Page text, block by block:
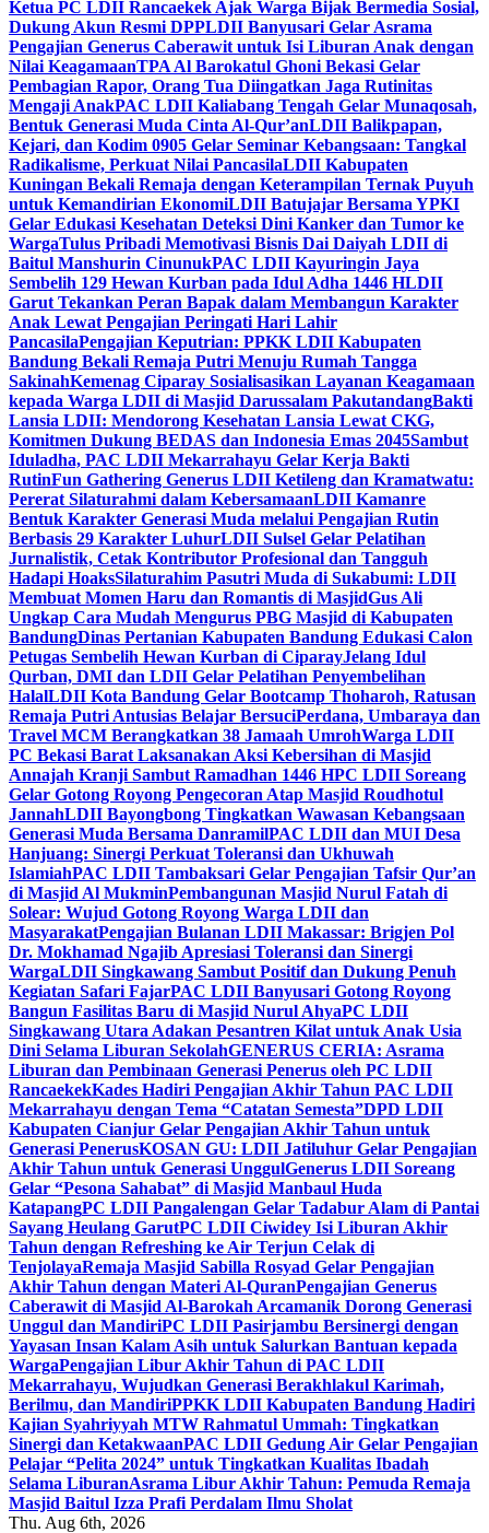
Ketua PC LDII Rancaekek Ajak Warga Bijak Bermedia Sosial,
Dukung Akun Resmi DPPLDII Banyusari Gelar Asrama
Pengajian Generus Caberawit untuk Isi Liburan Anak dengan
Nilai KeagamaanTPA Al Barokatul Ghoni Bekasi Gelar
Pembagian Rapor, Orang Tua Diingatkan Jaga Rutinitas
Mengaji AnakPAC LDII Kaliabang Tengah Gelar Munaqosah,
Bentuk Generasi Muda Cinta Al-Qur’anLDII Balikpapan,
Kejari, dan Kodim 0905 Gelar Seminar Kebangsaan: Tangkal
Radikalisme, Perkuat Nilai PancasilaLDII Kabupaten
Kuningan Bekali Remaja dengan Keterampilan Ternak Puyuh
untuk Kemandirian EkonomiLDII Batujajar Bersama YPKI
Gelar Edukasi Kesehatan Deteksi Dini Kanker dan Tumor ke
WargaTulus Pribadi Memotivasi Bisnis Dai Daiyah LDII di
Baitul Manshurin CinunukPAC LDII Kayuringin Jaya
Sembelih 129 Hewan Kurban pada Idul Adha 1446 HLDII
Garut Tekankan Peran Bapak dalam Membangun Karakter
Anak Lewat Pengajian Peringati Hari Lahir
PancasilaPengajian Keputrian: PPKK LDII Kabupaten
Bandung Bekali Remaja Putri Menuju Rumah Tangga
SakinahKemenag Ciparay Sosialisasikan Layanan Keagamaan
kepada Warga LDII di Masjid Darussalam PakutandangBakti
Lansia LDII: Mendorong Kesehatan Lansia Lewat CKG,
Komitmen Dukung BEDAS dan Indonesia Emas 2045Sambut
Iduladha, PAC LDII Mekarrahayu Gelar Kerja Bakti
RutinFun Gathering Generus LDII Ketileng dan Kramatwatu:
Pererat Silaturahmi dalam KebersamaanLDII Kamanre
Bentuk Karakter Generasi Muda melalui Pengajian Rutin
Berbasis 29 Karakter LuhurLDII Sulsel Gelar Pelatihan
Jurnalistik, Cetak Kontributor Profesional dan Tangguh
Hadapi HoaksSilaturahim Pasutri Muda di Sukabumi: LDII
Membuat Momen Haru dan Romantis di MasjidGus Ali
Ungkap Cara Mudah Mengurus PBG Masjid di Kabupaten
BandungDinas Pertanian Kabupaten Bandung Edukasi Calon
Petugas Sembelih Hewan Kurban di CiparayJelang Idul
Qurban, DMI dan LDII Gelar Pelatihan Penyembelihan
HalalLDII Kota Bandung Gelar Bootcamp Thoharoh, Ratusan
Remaja Putri Antusias Belajar BersuciPerdana, Umbaraya dan
Travel MCM Berangkatkan 38 Jamaah UmrohWarga LDII
PC Bekasi Barat Laksanakan Aksi Kebersihan di Masjid
Annajah Kranji Sambut Ramadhan 1446 HPC LDII Soreang
Gelar Gotong Royong Pengecoran Atap Masjid Roudhotul
JannahLDII Bayongbong Tingkatkan Wawasan Kebangsaan
Generasi Muda Bersama DanramilPAC LDII dan MUI Desa
Hanjuang: Sinergi Perkuat Toleransi dan Ukhuwah
IslamiahPAC LDII Tambaksari Gelar Pengajian Tafsir Qur’an
di Masjid Al MukminPembangunan Masjid Nurul Fatah di
Solear: Wujud Gotong Royong Warga LDII dan
MasyarakatPengajian Bulanan LDII Makassar: Brigjen Pol
Dr. Mokhamad Ngajib Apresiasi Toleransi dan Sinergi
WargaLDII Singkawang Sambut Positif dan Dukung Penuh
Kegiatan Safari FajarPAC LDII Banyusari Gotong Royong
Bangun Fasilitas Baru di Masjid Nurul AhyaPC LDII
Singkawang Utara Adakan Pesantren Kilat untuk Anak Usia
Dini Selama Liburan SekolahGENERUS CERIA: Asrama
Liburan dan Pembinaan Generasi Penerus oleh PC LDII
RancaekekKades Hadiri Pengajian Akhir Tahun PAC LDII
Mekarrahayu dengan Tema “Catatan Semesta”DPD LDII
Kabupaten Cianjur Gelar Pengajian Akhir Tahun untuk
Generasi PenerusKOSAN GU: LDII Jatiluhur Gelar Pengajian
Akhir Tahun untuk Generasi UnggulGenerus LDII Soreang
Gelar “Pesona Sahabat” di Masjid Manbaul Huda
KatapangPC LDII Pangalengan Gelar Tadabur Alam di Pantai
Sayang Heulang GarutPC LDII Ciwidey Isi Liburan Akhir
Tahun dengan Refreshing ke Air Terjun Celak di
TenjolayaRemaja Masjid Sabilla Rosyad Gelar Pengajian
Akhir Tahun dengan Materi Al-QuranPengajian Generus
Caberawit di Masjid Al-Barokah Arcamanik Dorong Generasi
Unggul dan MandiriPC LDII Pasirjambu Bersinergi dengan
Yayasan Insan Kalam Asih untuk Salurkan Bantuan kepada
WargaPengajian Libur Akhir Tahun di PAC LDII
Mekarrahayu, Wujudkan Generasi Berakhlakul Karimah,
Berilmu, dan MandiriPPKK LDII Kabupaten Bandung Hadiri
Kajian Syahriyyah MTW Rahmatul Ummah: Tingkatkan
Sinergi dan KetakwaanPAC LDII Gedung Air Gelar Pengajian
Pelajar “Pelita 2024” untuk Tingkatkan Kualitas Ibadah
Selama LiburanAsrama Libur Akhir Tahun: Pemuda Remaja
Masjid Baitul Izza Prafi Perdalam Ilmu Sholat
Thu. Aug 6th, 2026